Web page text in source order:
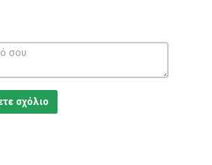
και πιο πολυποίκιλους καταλόγους
σχόλιο